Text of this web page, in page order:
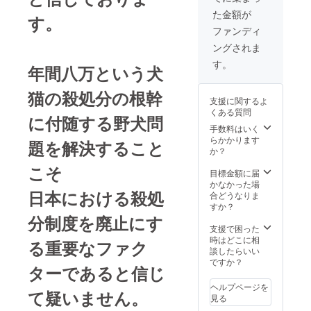
す。
年間八万という犬
猫の殺処分の根幹
に付随する野犬問
題を解決すること
こそ
日本における殺処
分制度を廃止にす
る重要なファク
ターであると信じ
て疑いません。
施設は 犬
舎・猫舎・
プール・人
工芝・フェ
ンス・ウッ
ドチップ・
砂場・遊具
これらを 取
り揃え、穏
やかに楽し
く清潔に み
んなが 幸せ
を感じれる
工夫して 建
設しまし
た。
た金額が
ファンディ
ングされま
す。
支援に関するよ
くある質問
手数料はいく
らかかります
か？
目標金額に届
かなかった場
合どうなりま
すか？
支援で困った
時はどこに相
談したらいい
ですか？
ヘルプページを
見る